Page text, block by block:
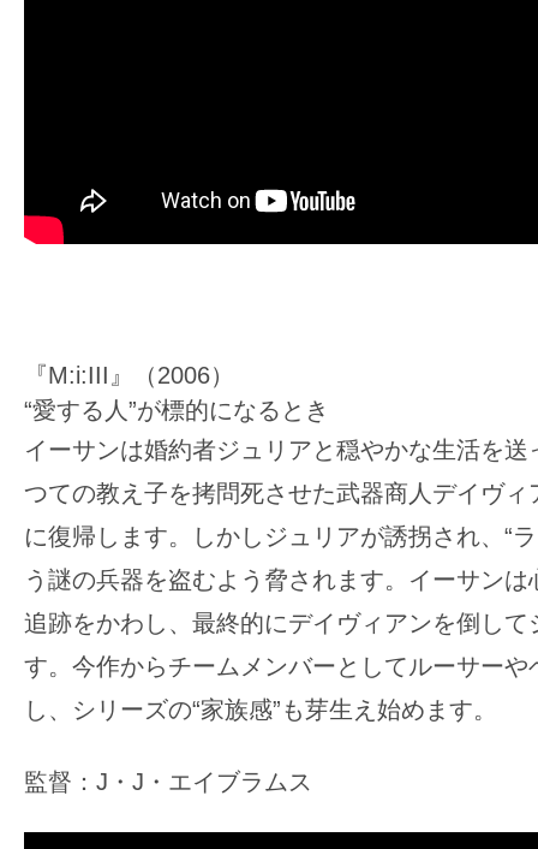
『M:i:III』（2006）
“愛する人”が標的になるとき
イーサンは婚約者ジュリアと穏やかな生活を
つての教え子を拷問死させた武器商人デイヴィ
に復帰します。しかしジュリアが誘拐され、“
う謎の兵器を盗むよう脅されます。イーサン
追跡をかわし、最終的にデイヴィアンを倒して
す。今作からチームメンバーとしてルーサーや
し、シリーズの“家族感”も芽生え始めます。
監督：J・J・エイブラムス